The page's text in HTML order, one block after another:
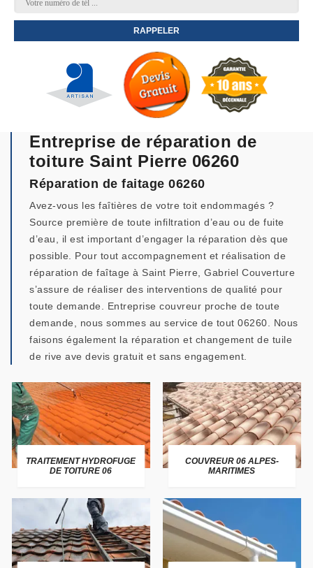
Entreprise de réparation de
toiture Saint Pierre 06260
Réparation de faitage 06260
Avez-vous les faîtières de votre toit endommagés ?
Source première de toute infiltration d’eau ou de fuite
d’eau, il est important d’engager la réparation dès que
possible. Pour tout accompagnement et réalisation de
réparation de faîtage à Saint Pierre, Gabriel Couverture
s’assure de réaliser des interventions de qualité pour
toute demande. Entreprise couvreur proche de toute
demande, nous sommes au service de tout 06260. Nous
faisons également la réparation et changement de tuile
de rive ave devis gratuit et sans engagement.
TRAITEMENT HYDROFUGE
DE TOITURE 06
COUVREUR 06 ALPES-
MARITIMES